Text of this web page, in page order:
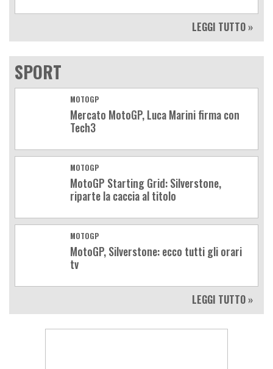
LEGGI TUTTO »
SPORT
MOTOGP
Mercato MotoGP, Luca Marini firma con
Tech3
MOTOGP
MotoGP Starting Grid: Silverstone,
riparte la caccia al titolo
MOTOGP
MotoGP, Silverstone: ecco tutti gli orari
tv
LEGGI TUTTO »